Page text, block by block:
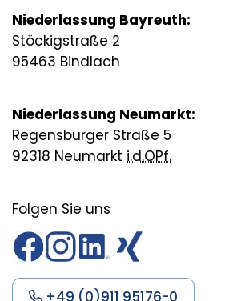
Folgen Sie uns
Niederlassung Bayreuth:
Stöckigstraße 2
95463 Bindlach
Niederlassung Neumarkt:
Regensburger Straße 5
92318 Neumarkt i.d.OPf.